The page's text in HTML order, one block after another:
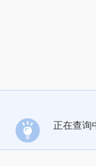
正在查询